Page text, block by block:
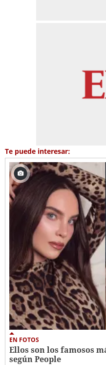
Te puede interesar:
EN FOTOS
Ellos son los famosos
según People